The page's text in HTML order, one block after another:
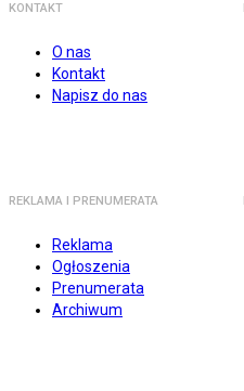
KONTAKT
O nas
Kontakt
Napisz do nas
REKLAMA I PRENUMERATA
Reklama
Ogłoszenia
Prenumerata
Archiwum